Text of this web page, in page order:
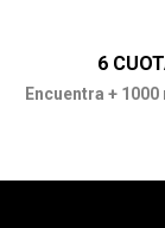
6
Encuentra +